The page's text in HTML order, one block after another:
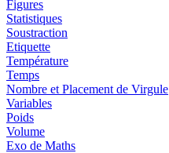
Figures
Statistiques
Soustraction
Etiquette
Température
Temps
Nombre et Placement de Virgule
Variables
Poids
Volume
Exo de Maths